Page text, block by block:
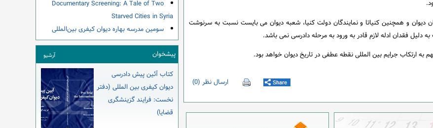
دیوان و همچنین کنیاتا و نمایندگان دولت کنیا، شعبه دیوان می بایست نسبت به سرنوشت
دلیل فقدان ادله لازم قادر به ورود به مرحله دادرسی نمی باشد.
ارتکاب جرایم بین المللی نقطه عطفی در تاریخ دیوان خواهد بود.
ارسال نظر (0)
Documentary Screening: A Tale of Two
Starved Cities in Syria
سومین مدرسه بهاره دیوان کیفری بین‌المللی
پیشخوان آرشیو
کتاب آئین پیش دادرسی
دیوان کیفری بین المللی (دفتر
نخست: فرایند گزینشگری
قضایا)